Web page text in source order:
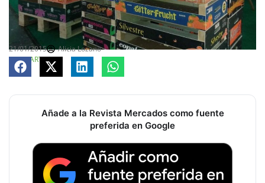
21/01/2015
Alicia Lozano
COMPARTE
Añade a la Revista Mercados como fuente
preferida en Google